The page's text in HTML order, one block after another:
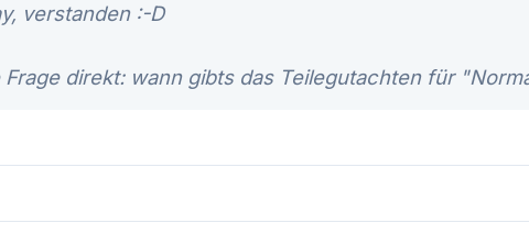
verstanden :-D
Frage direkt: wann gibts das Teilegutachten für